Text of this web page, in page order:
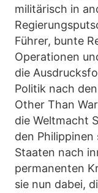
militärisch in
Führer, bunte
Operationen
die
Politik nach
Other Than
die Weltmacht
den Philippinen
Staaten nach
permanenten
sie nun dabei,